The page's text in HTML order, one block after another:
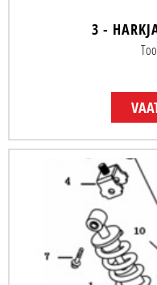
3 -